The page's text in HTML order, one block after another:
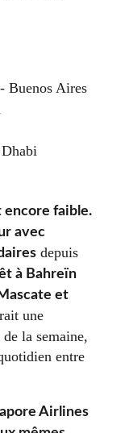
Buenos Aires
encore faible.
avec
depuis
à Bahreïn
et
une
la semaine,
entre
Airlines